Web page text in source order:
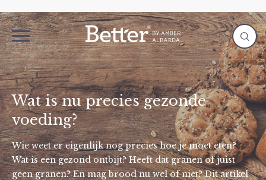
Wat is nu precies gezonde
voeding?
Wie weet er eigenlijk nog precies hoe je moet eten?
Wat is een gezond ontbijt? Heeft dat granen of juist
geen granen? En mag brood nu wel of niet? Dit artikel